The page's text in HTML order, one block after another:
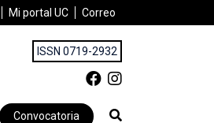
Mi portal UC Correo
ISSN 0719-2932
Convocatoria